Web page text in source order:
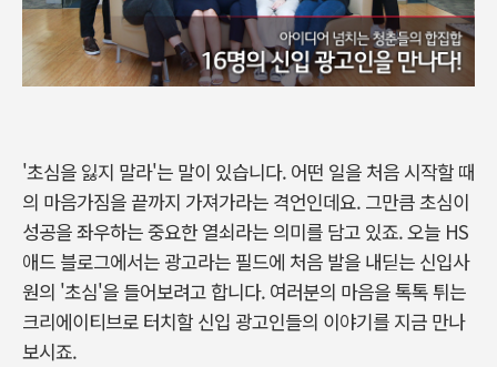
'초심을 잃지 말라'는 말이 있습니다. 어떤 일을 처음 시작할 때
의 마음가짐을 끝까지 가져가라는 격언인데요. 그만큼 초심이
성공을 좌우하는 중요한 열쇠라는 의미를 담고 있죠. 오늘 HS
애드 블로그에서는 광고라는 필드에 처음 발을 내딛는 신입사
원의 '초심'을 들어보려고 합니다. 여러분의 마음을 톡톡 튀는
크리에이티브로 터치할 신입 광고인들의 이야기를 지금 만나
보시죠.